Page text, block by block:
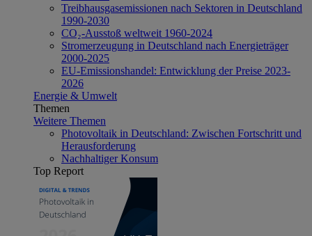
Treibhausgasemissionen nach Sektoren in Deutschland
1990-2030
CO₂-Ausstoß weltweit 1960-2024
Stromerzeugung in Deutschland nach Energieträger
2000-2025
EU-Emissionshandel: Entwicklung der Preise 2023-
2026
Energie & Umwelt
Themen
Weitere Themen
Photovoltaik in Deutschland: Zwischen Fortschritt und
Herausforderung
Nachhaltiger Konsum
Top Report